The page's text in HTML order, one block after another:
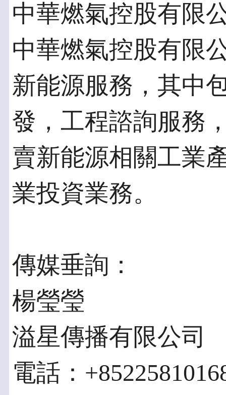
中華燃氣控股有限
中華燃氣控股有限
新能源服務，其中
發，工程諮詢服務
賣新能源相關工業
業投資業務。
傳媒垂詢：
楊瑩瑩
溢星傳播有限公司
電話：